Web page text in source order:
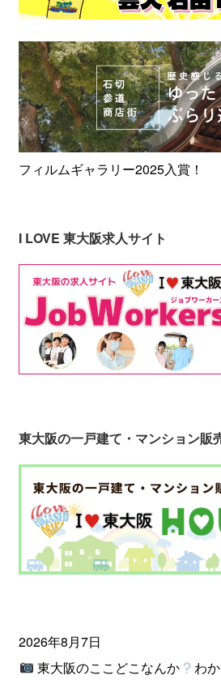
フィルムギャラリー2025入賞！
I LOVE 東大阪求人サイト
東大阪の一戸建て・マンション販
2026年8月7日
東大阪のここどこなんか
わ